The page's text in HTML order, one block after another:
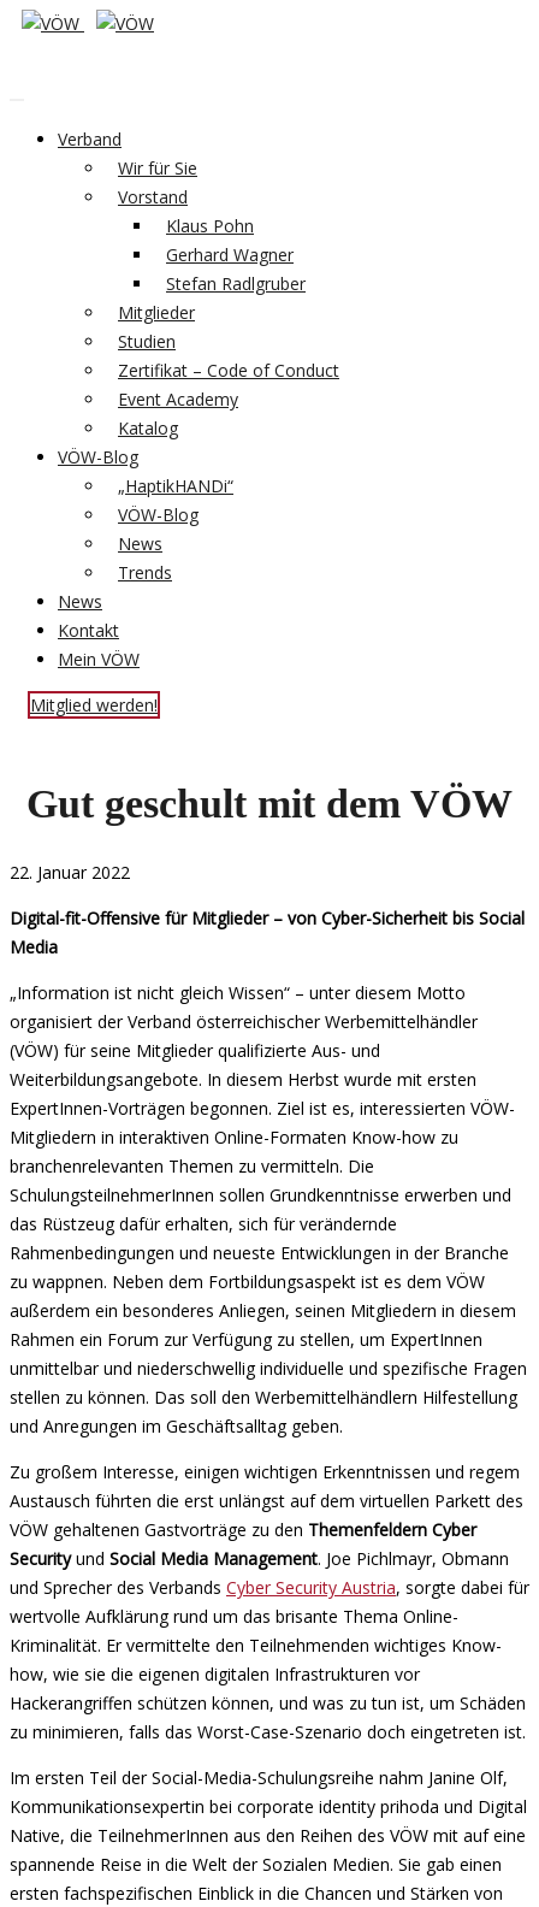
Verband
Wir für Sie
Vorstand
Klaus Pohn
Gerhard Wagner
Stefan Radlgruber
Mitglieder
Studien
Zertifikat – Code of Conduct
Event Academy
Katalog
VÖW-Blog
„HaptikHANDi“
VÖW-Blog
News
Trends
News
Kontakt
Mein VÖW
Mitglied werden!
Gut geschult mit dem VÖW
22. Januar 2022
Digital-fit-Offensive für Mitglieder – von Cyber-Sicherheit bis Social
Media
„Information ist nicht gleich Wissen“ – unter diesem Motto
organisiert der Verband österreichischer Werbemittelhändler
(VÖW) für seine Mitglieder qualifizierte Aus- und
Weiterbildungsangebote. In diesem Herbst wurde mit ersten
ExpertInnen-Vorträgen begonnen. Ziel ist es, interessierten VÖW-
Mitgliedern in interaktiven Online-Formaten Know-how zu
branchenrelevanten Themen zu vermitteln. Die
SchulungsteilnehmerInnen sollen Grundkenntnisse erwerben und
das Rüstzeug dafür erhalten, sich für verändernde
Rahmenbedingungen und neueste Entwicklungen in der Branche
zu wappnen. Neben dem Fortbildungsaspekt ist es dem VÖW
außerdem ein besonderes Anliegen, seinen Mitgliedern in diesem
Rahmen ein Forum zur Verfügung zu stellen, um ExpertInnen
unmittelbar und niederschwellig individuelle und spezifische Fragen
stellen zu können. Das soll den Werbemittelhändlern Hilfestellung
und Anregungen im Geschäftsalltag geben.
Zu großem Interesse, einigen wichtigen Erkenntnissen und regem
Austausch führten die erst unlängst auf dem virtuellen Parkett des
VÖW gehaltenen Gastvorträge zu den Themenfeldern Cyber
Securityund Social Media Management. Joe Pichlmayr, Obmann
und Sprecher des Verbands Cyber Security Austria, sorgte dabei für
wertvolle Aufklärung rund um das brisante Thema Online-
Kriminalität. Er vermittelte den Teilnehmenden wichtiges Know-
how, wie sie die eigenen digitalen Infrastrukturen vor
Hackerangriffen schützen können, und was zu tun ist, um Schäden
zu minimieren, falls das Worst-Case-Szenario doch eingetreten ist.
Im ersten Teil der Social-Media-Schulungsreihe nahm Janine Olf,
Kommunikationsexpertin bei corporate identity prihoda und Digital
Native, die TeilnehmerInnen aus den Reihen des VÖW mit auf eine
spannende Reise in die Welt der Sozialen Medien. Sie gab einen
ersten fachspezifischen Einblick in die Chancen und Stärken von